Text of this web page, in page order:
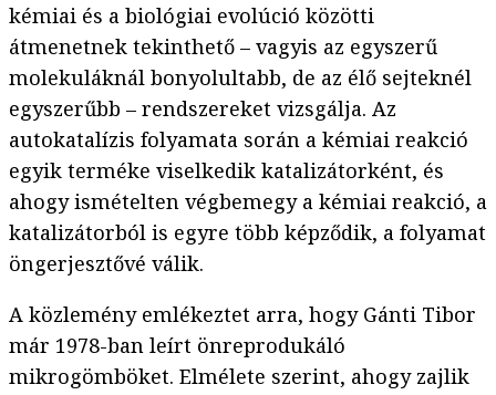
kémiai és a biológiai evolúció közötti
átmenetnek tekinthető – vagyis az egyszerű
molekuláknál bonyolultabb, de az élő sejteknél
egyszerűbb – rendszereket vizsgálja. Az
autokatalízis folyamata során a kémiai reakció
egyik terméke viselkedik katalizátorként, és
ahogy ismételten végbemegy a kémiai reakció, a
katalizátorból is egyre több képződik, a folyamat
öngerjesztővé válik.
A közlemény emlékeztet arra, hogy Gánti Tibor
már 1978-ban leírt önreprodukáló
mikrogömböket. Elmélete szerint, ahogy zajlik